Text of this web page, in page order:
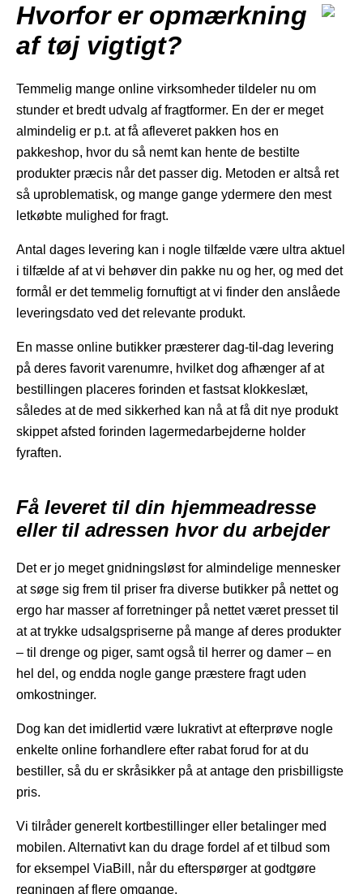
Hvorfor er opmærkning
af tøj vigtigt?
Temmelig mange online virksomheder tildeler nu om
stunder et bredt udvalg af fragtformer. En der er meget
almindelig er p.t. at få afleveret pakken hos en
pakkeshop, hvor du så nemt kan hente de bestilte
produkter præcis når det passer dig. Metoden er altså ret
så uproblematisk, og mange gange ydermere den mest
letkøbte mulighed for fragt.
Antal dages levering kan i nogle tilfælde være ultra aktuel
i tilfælde af at vi behøver din pakke nu og her, og med det
formål er det temmelig fornuftigt at vi finder den anslåede
leveringsdato ved det relevante produkt.
En masse online butikker præsterer dag-til-dag levering
på deres favorit varenumre, hvilket dog afhænger af at
bestillingen placeres forinden et fastsat klokkeslæt,
således at de med sikkerhed kan nå at få dit nye produkt
skippet afsted forinden lagermedarbejderne holder
fyraften.
Få leveret til din hjemmeadresse
eller til adressen hvor du arbejder
Det er jo meget gnidningsløst for almindelige mennesker
at søge sig frem til priser fra diverse butikker på nettet og
ergo har masser af forretninger på nettet været presset til
at at trykke udsalgspriserne på mange af deres produkter
– til drenge og piger, samt også til herrer og damer – en
hel del, og endda nogle gange præstere fragt uden
omkostninger.
Dog kan det imidlertid være lukrativt at efterprøve nogle
enkelte online forhandlere efter rabat forud for at du
bestiller, så du er skråsikker på at antage den prisbilligste
pris.
Vi tilråder generelt kortbestillinger eller betalinger med
mobilen. Alternativt kan du drage fordel af et tilbud som
for eksempel ViaBill, når du efterspørger at godtgøre
regningen af flere omgange.